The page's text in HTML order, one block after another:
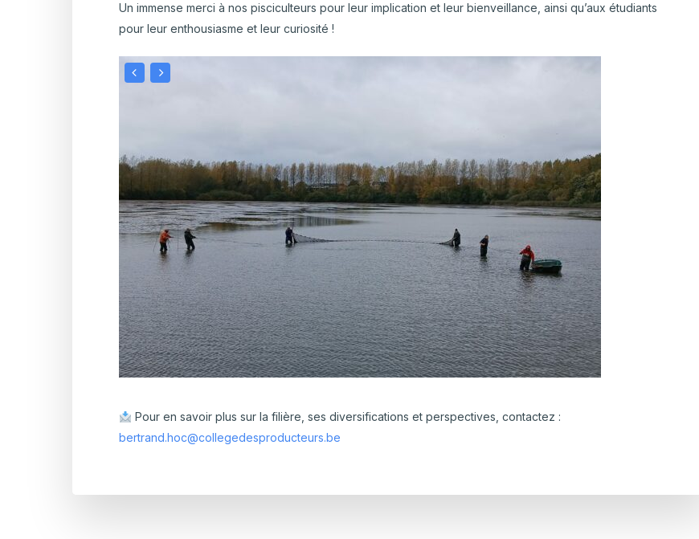
Un immense merci à nos pisciculteurs pour leur implication et leur bienveillance, ainsi qu’aux étudiants
pour leur enthousiasme et leur curiosité !
Pour en savoir plus sur la filière, ses diversifications et perspectives, contactez :
bertrand.hoc@collegedesproducteurs.be